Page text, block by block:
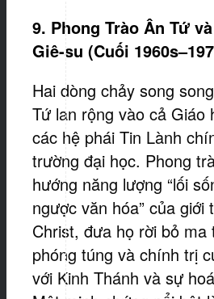
9. Phong Trào Ân Tứ
Giê-su (Cuối
Hai dòng chảy song
Tứ lan rộng vào cả Giáo
các hệ phái Tin Lành
trường đại học. Phong
hướng năng lượng “lối
ngược văn hóa” của giới
Christ, đưa họ rời bỏ ma
phóng túng và chính trị
với Kinh Thánh và sự